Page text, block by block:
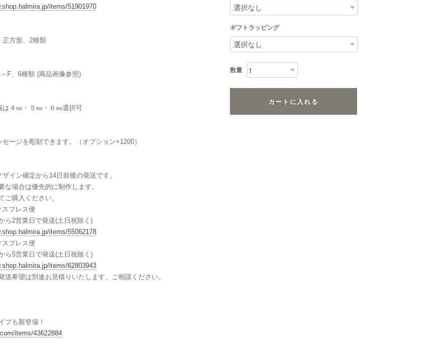
items/51901970
正方形、2種類
F、6種類 (商品画像参照)
は４㎜・５㎜・６㎜選択可
ージを彫刻できます。（オプション+1200）
イン確定から14日前後の発送です。
な場合は優先的に制作します。
ご購入ください。
スプレス便
ら2営業日で発送(土日祝除く)
items/55062178
スプレス便
ら5営業日で発送(土日祝除く)
items/62803943
希望は別途お見積りいたします、ご相談ください。
プも新登場！
items/43622884
ギフトラッピング
数量
カートに入れる